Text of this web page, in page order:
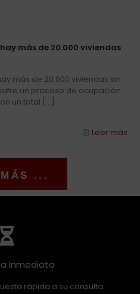
más de 20.000 viviendas
más de 20.000 viviendas sin
un proceso de ocupación
un total […]
Leer más
...
Inmediata
rápida a su consulta.